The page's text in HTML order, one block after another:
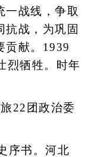
一战线，争取
抗战，为巩固
贡献。1939
烈牺牲。时年
22团政治委
书。河北